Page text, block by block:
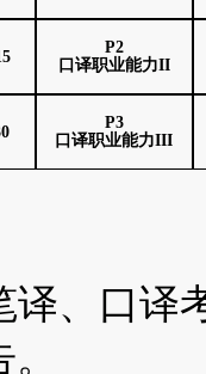
P2
口译职业能力II
P3
口译职业能力III
译、口译